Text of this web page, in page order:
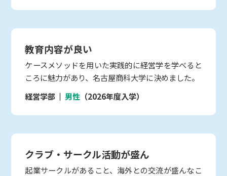
教育内容が良い
ケースメソッドを用いた実践的に経営学を学べると
ころに魅力があり、名古屋商科大学に決めました。
経営学部
男性 （2026年度入学）
クラブ・サークル活動が盛ん
起業サークルがあること、海外との交流が盛んなこ